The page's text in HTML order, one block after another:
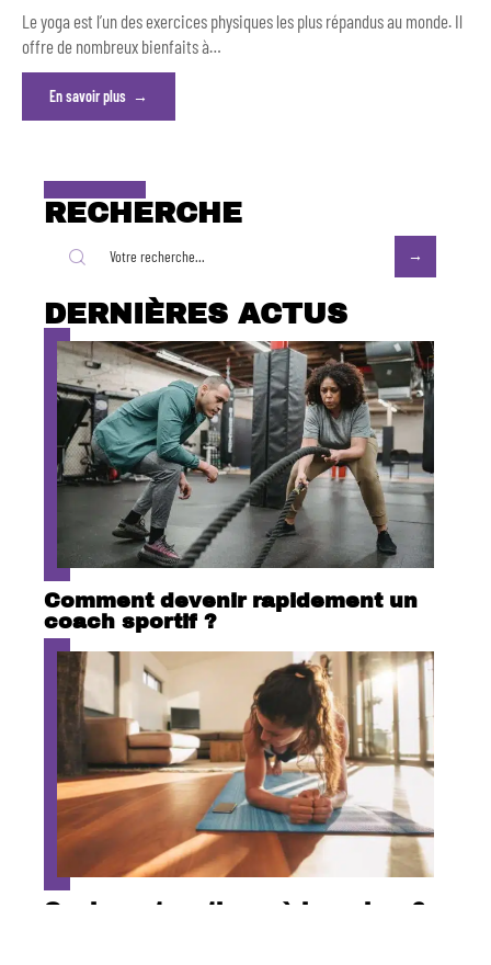
Le yoga est l’un des exercices physiques les plus répandus au monde. Il
offre de nombreux bienfaits à…
En savoir plus
RECHERCHE
DERNIÈRES ACTUS
Comment devenir rapidement un
coach sportif ?
Quel sport pratiquer à la maison?